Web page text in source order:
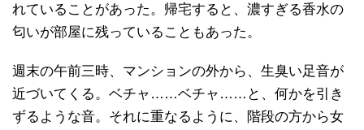
れていることがあった。帰宅すると、濃すぎる香水の
匂いが部屋に残っていることもあった。
週末の午前三時、マンションの外から、生臭い足音が
近づいてくる。ベチャ……ベチャ……と、何かを引き
ずるような音。それに重なるように、階段の方から女